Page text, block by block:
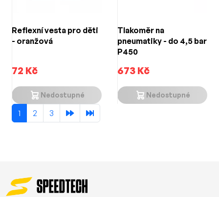
Reflexní vesta pro děti
- oranžová
72 Kč
Nedostupné
Tlakoměr na
pneumatiky - do 4,5 bar
P450
673 Kč
Nedostupné
1 2 3